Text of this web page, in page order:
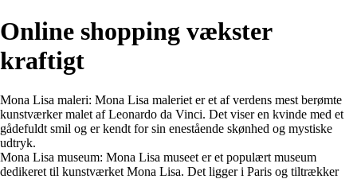
Online shopping vækster
kraftigt
Mona Lisa maleri: Mona Lisa maleriet er et af verdens mest berømte
kunstværker malet af Leonardo da Vinci. Det viser en kvinde med et
gådefuldt smil og er kendt for sin enestående skønhed og mystiske
udtryk.
Mona Lisa museum: Mona Lisa museet er et populært museum
dedikeret til kunstværket Mona Lisa. Det ligger i Paris og tiltrækker